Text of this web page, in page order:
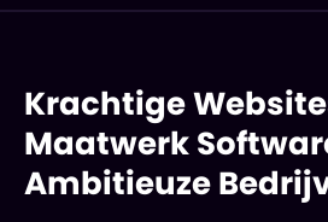
Krachtige
Maatwerk
Ambitieuze